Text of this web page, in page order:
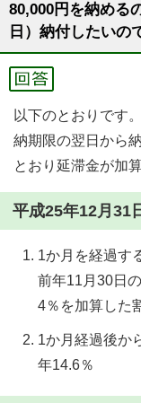
80,000円を納める
日）納付したいの
以下のとおりです。
納期限の翌日から
とおり延滞金が加
平成25年12月31
1か月を経過す
前年11月30日
4％を加算した
1か月経過後か
年14.6％